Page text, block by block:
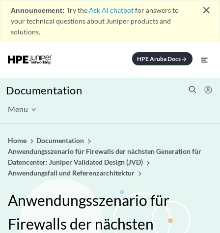
Announcement: Try theAsk AI chatbotfor answers to
your technical questions about Juniper products and
solutions.
close
HPE Aruba Docsarrow_forward
Documentation
Menu
Home
Documentation
Anwendungsszenario für Firewalls der nächsten Generation für
Datencenter: Juniper Validated Design (JVD)
Anwendungsfall und Referenzarchitektur
Anwendungsszenario für
Firewalls der nächsten